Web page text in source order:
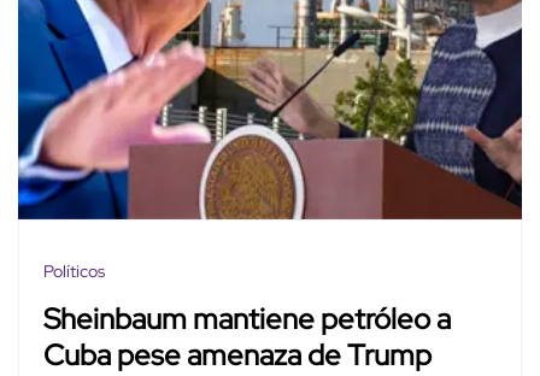
Políticos
Sheinbaum mantiene petróleo a
Cuba pese amenaza de Trump